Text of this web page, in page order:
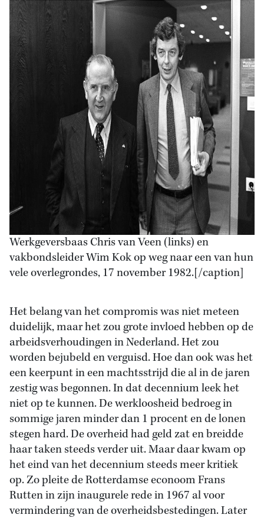
Werkgeversbaas Chris van Veen (links) en
vakbondsleider Wim Kok op weg naar een van hun
vele overlegrondes, 17 november 1982.[/caption]
Het belang van het compromis was niet meteen
duidelijk, maar het zou grote invloed hebben op de
arbeidsverhoudingen in Nederland. Het zou
worden bejubeld en verguisd. Hoe dan ook was het
een keerpunt in een machtsstrijd die al in de jaren
zestig was begonnen. In dat decennium leek het
niet op te kunnen. De werkloosheid bedroeg in
sommige jaren minder dan 1 procent en de lonen
stegen hard. De overheid had geld zat en breidde
haar taken steeds verder uit. Maar daar kwam op
het eind van het decennium steeds meer kritiek
op. Zo pleite de Rotterdamse econoom Frans
Rutten in zijn inaugurele rede in 1967 al voor
vermindering van de overheidsbestedingen. Later